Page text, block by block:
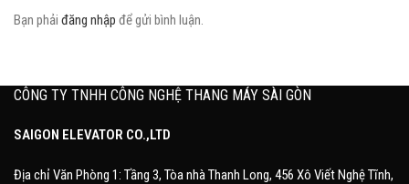
Bạn phải đăng nhập để gửi bình luận.
CÔNG TY TNHH CÔNG NGHỆ THANG MÁY SÀI GÒN
SAIGON ELEVATOR CO.,LTD
Địa chỉ Văn Phòng 1: Tầng 3, Tòa nhà Thanh Long, 456 Xô Viết Nghệ Tĩnh,